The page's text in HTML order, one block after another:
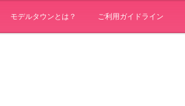
モデルタウンとは？ ご利用ガイドライン